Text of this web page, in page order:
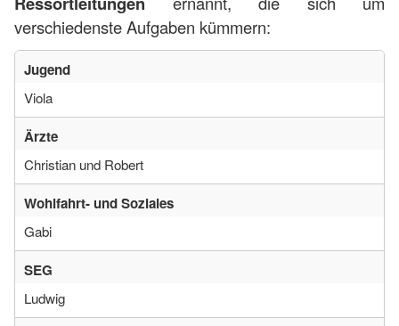
verschiedenste Aufgaben kümmern:
Jugend
Viola
Ärzte
Christian und Robert
Wohlfahrt- und Soziales
Gabi
SEG
Ludwig